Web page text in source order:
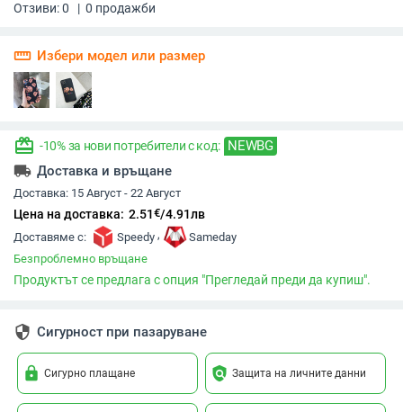
Отзиви:0 | 0 продажби
straighten Избери модел или размер
redeem -10% за нови потребители с код: NEWBG
local_shipping Доставка и връщане
Доставка: 15 Август - 22 Август
Цена на доставка: 2.51€/4.91лв
Доставяме с: Speedy ,
Sameday
Безпроблемно връщане
Продуктът се предлага с опция "Прегледай преди да купиш".
security Сигурност при пазаруване
lock Сигурно плащане policy Защита на личните данни